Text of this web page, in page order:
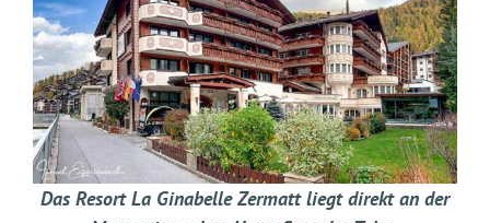
Das Resort La Ginabelle Zermatt liegt direkt an der